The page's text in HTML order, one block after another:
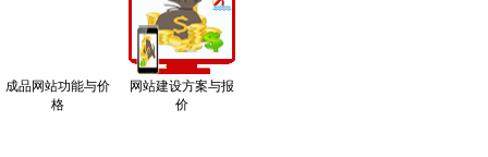
成品网站功能与价
格
网站建设方案与报
价